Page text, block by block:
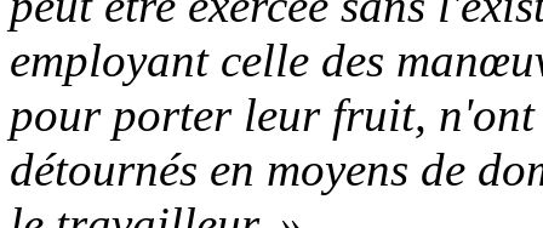
employant celle des
pour porter leur fruit, n'ont
détournés en moyens de